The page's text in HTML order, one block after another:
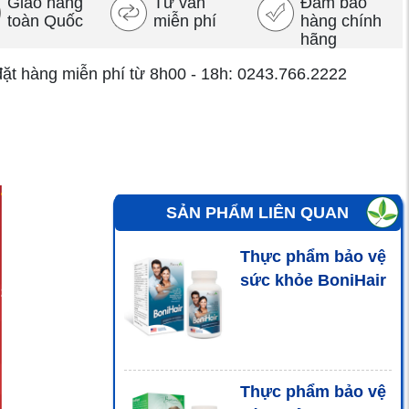
toàn Quốc
miễn phí
hàng chính
hãng
hàng miễn phí từ 8h00 - 18h: 0243.766.2222
SẢN PHẨM LIÊN QUAN
Thực phẩm bảo vệ
sức khỏe BoniHair
Thực phẩm bảo vệ